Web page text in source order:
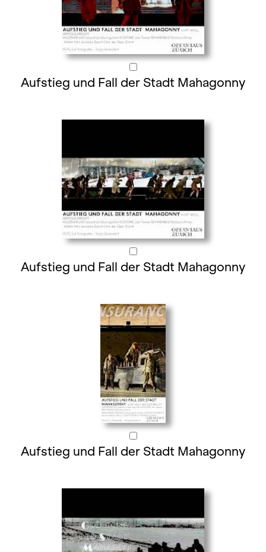
Aufstieg und Fall der Stadt Mahagonny
Aufstieg und Fall der Stadt Mahagonny
Aufstieg und Fall der Stadt Mahagonny